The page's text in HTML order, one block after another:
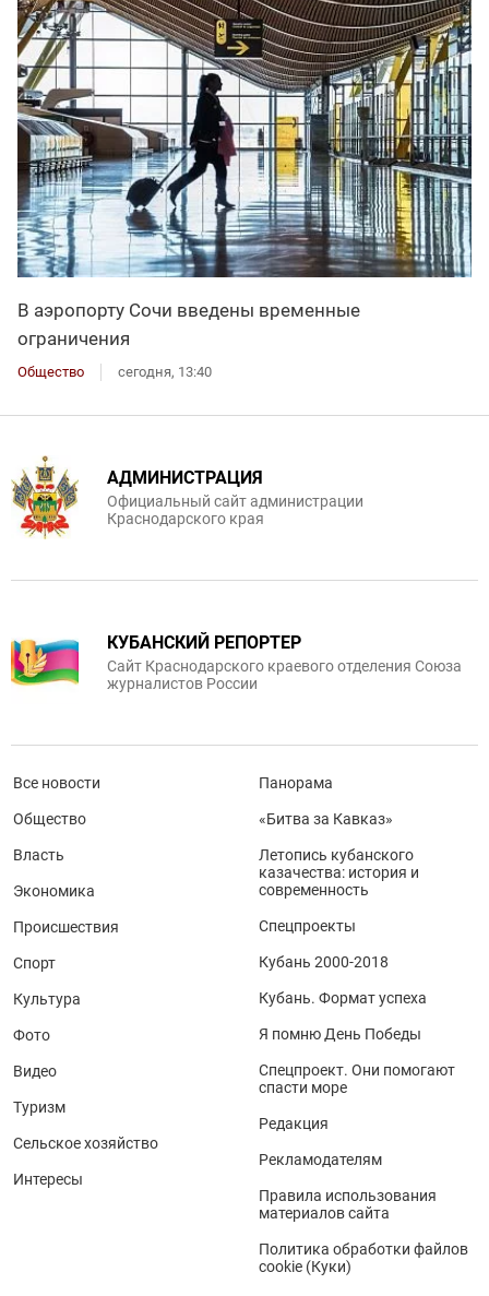
В аэропорту Сочи введены временные
ограничения
Общество сегодня, 13:40
АДМИНИСТРАЦИЯ
Официальный сайт администрации
Краснодарского края
КУБАНСКИЙ РЕПОРТЕР
Сайт Краснодарского краевого отделения Союза
журналистов России
Все новости
Общество
Власть
Экономика
Происшествия
Спорт
Культура
Фото
Видео
Туризм
Сельское хозяйство
Интересы
Панорама
«Битва за Кавказ»
Летопись кубанского
казачества: история и
современность
Спецпроекты
Кубань 2000-2018
Кубань. Формат успеха
Я помню День Победы
Спецпроект. Они помогают
спасти море
Редакция
Рекламодателям
Правила использования
материалов сайта
Политика обработки файлов
cookie (Куки)